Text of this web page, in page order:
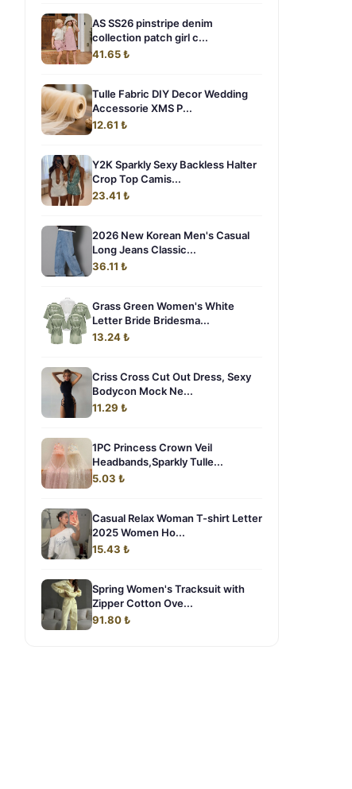
AS SS26 pinstripe denim
collection patch girl c...
41.65 ₺
Tulle Fabric DIY Decor Wedding
Accessorie XMS P...
12.61 ₺
Y2K Sparkly Sexy Backless Halter
Crop Top Camis...
23.41 ₺
2026 New Korean Men's Casual
Long Jeans Classic...
36.11 ₺
Grass Green Women's White
Letter Bride Bridesma...
13.24 ₺
Criss Cross Cut Out Dress, Sexy
Bodycon Mock Ne...
11.29 ₺
1PC Princess Crown Veil
Headbands,Sparkly Tulle...
5.03 ₺
Casual Relax Woman T-shirt Letter
2025 Women Ho...
15.43 ₺
Spring Women's Tracksuit with
Zipper Cotton Ove...
91.80 ₺